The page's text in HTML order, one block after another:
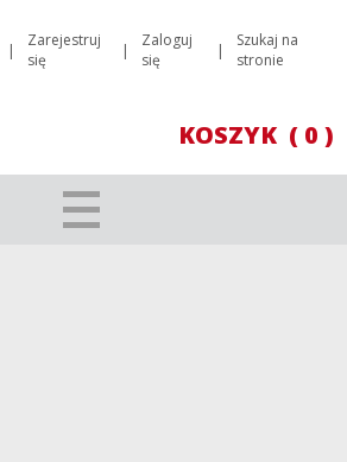
|
Zarejestruj
się
|
Zaloguj
się
|
Szukaj na
stronie
KOSZYK ( 0 )